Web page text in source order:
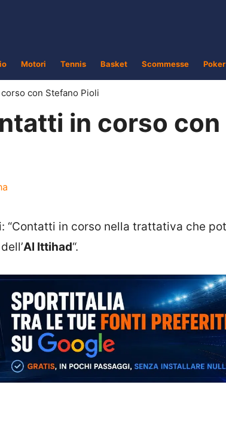
Motori Tennis Basket Scommesse
con Stefano Pioli
in corso con
“Contatti in corso nella trattativa che
Al Ittihad“.